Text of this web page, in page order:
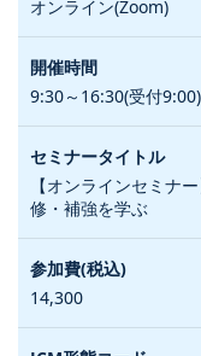
オンライン(Zoom)
9:30～16:30(受付9:00)
【オンラインセミナ
修・補強を学ぶ
14,300